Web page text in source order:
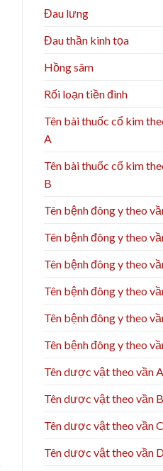
Đau lưng
Đau thần kinh tọa
Hồng sâm
Rối loạn tiền đình
Tên bài thuốc cổ kim
A
Tên bài thuốc cổ kim
B
Tên bệnh đông y theo
Tên bệnh đông y theo
Tên bệnh đông y theo
Tên bệnh đông y theo
Tên bệnh đông y theo
Tên bệnh đông y theo
Tên dược vật theo vần A
Tên dược vật theo vần B
Tên dược vật theo vần C
Tên dược vật theo vần